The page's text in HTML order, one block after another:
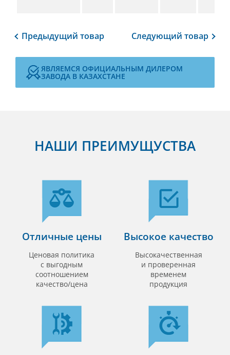
Предыдущий товар Следующий товар
ЯВЛЯЕМСЯ ОФИЦИАЛЬНЫМ ДИЛЕРОМ
ЗАВОДА В КАЗАХСТАНЕ
НАШИ ПРЕИМУЩУСТВА
Отличные цены
Ценовая политика
с выгодным
соотношением
качество/цена
Высокое качество
Высокачественная
и проверенная
временем
продукция